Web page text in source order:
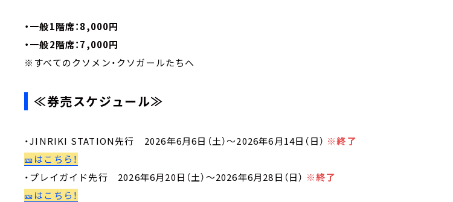
・一般1階席：8,000円
・一般2階席：7,000円
※すべてのクソメン・クソガールたちへ
≪券売スケジュール≫
・JINRIKI STATION先行 2026年6月6日（土）～2026年6月14日（日） ※終了
🎫はこちら！
・プレイガイド先行 2026年6月20日（土）～2026年6月28日（日） ※終了
🎫はこちら！